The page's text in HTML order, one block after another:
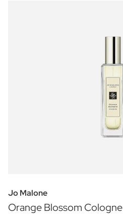
Jo Malone
Orange Blossom Cologne